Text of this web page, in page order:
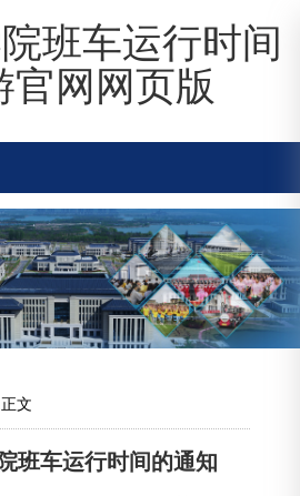
班车运行时间
官网网页版
文
班车运行时间的通知